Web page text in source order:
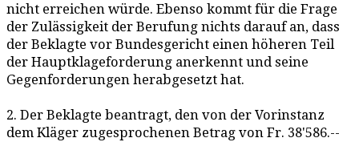
nicht erreichen würde. Ebenso kommt für die Frage
der Zulässigkeit der Berufung nichts darauf an, dass
der Beklagte vor Bundesgericht einen höheren Teil
der Hauptklageforderung anerkennt und seine
Gegenforderungen herabgesetzt hat.
2. Der Beklagte beantragt, den von der Vorinstanz
dem Kläger zugesprochenen Betrag von Fr. 38'586.--